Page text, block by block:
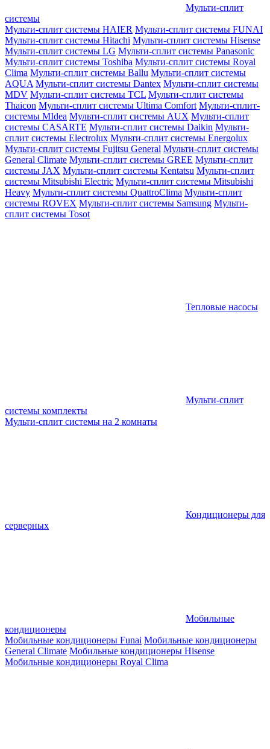
Мульти-сплит
системы
Мульти-сплит системы HAIER Мульти-сплит системы FUNAI
Мульти-сплит системы Hitachi Мульти-сплит системы Hisense
Мульти-сплит системы LG Мульти-сплит системы Panasonic
Мульти-сплит системы Toshiba Мульти-сплит системы Royal
Clima Мульти-сплит системы Ballu Мульти-сплит системы
AQUA Мульти-сплит системы Dantex Мульти-сплит системы
MDV Мульти-сплит системы TCL Мульти-сплит системы
Thaicon Мульти-сплит системы Ultima Comfort Мульти-сплит-
системы MIdea Мульти-сплит системы AUX Мульти-сплит
системы CASARTE Мульти-сплит системы Daikin Мульти-
сплит системы Electrolux Мульти-сплит системы Energolux
Мульти-сплит системы Fujitsu General Мульти-сплит системы
General Climate Мульти-сплит системы GREE Мульти-сплит
системы JAX Мульти-сплит системы Kentatsu Мульти-сплит
системы Mitsubishi Electric Мульти-сплит системы Mitsubishi
Heavy Мульти-сплит системы QuattroClima Мульти-сплит
системы ROVEX Мульти-сплит системы Samsung Мульти-
сплит системы Tosot
Тепловые насосы
Мульти-сплит
системы комплекты
Мульти-сплит системы на 2 комнаты
Кондиционеры для
серверных
Мобильные
кондиционеры
Мобильные кондиционеры Funai Мобильные кондиционеры
General Climate Мобильные кондиционеры Hisense
Мобильные кондиционеры Royal Clima